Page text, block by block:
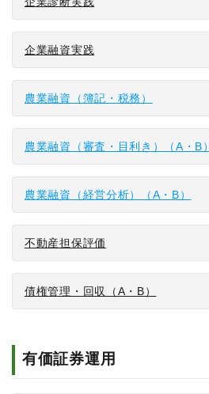
企業融資実践
農業融資（簿記・税務）
農業融資（審査・目利き）（A・B）
農業融資（経営分析）（A・B）
不動産担保評価
債権管理・回収（A・B）
有価証券運用